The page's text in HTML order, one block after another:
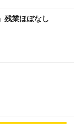
残業ほぼなし